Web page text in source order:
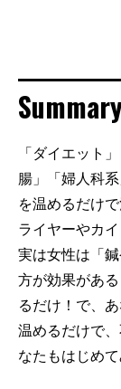
「ダイエット
腸」「婦人科
を温めるだけ
ライヤーやカ
実は女性は「
方が効果があ
るだけ！で、
温めるだけで
なたもはじめて